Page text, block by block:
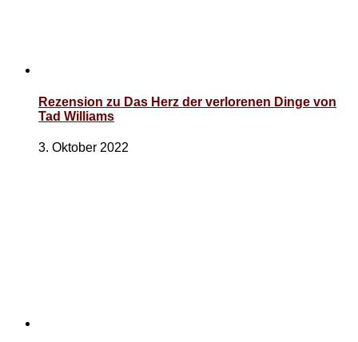
Rezension zu Das Herz der verlorenen Dinge von
Tad Williams
3. Oktober 2022